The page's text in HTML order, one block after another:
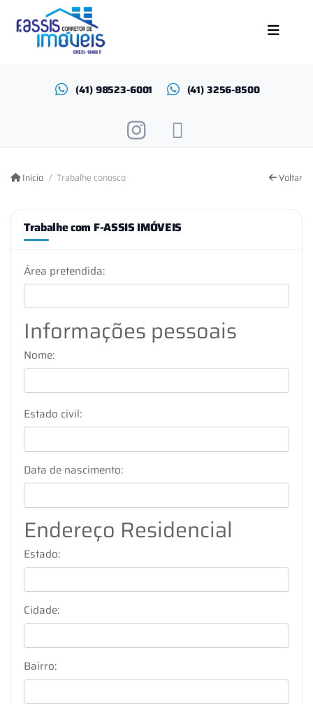
(41) 98523-6001 (41) 3256-8500
Início Trabalhe conosco Voltar
Trabalhe com F-ASSIS IMÓVEIS
Área pretendida:
Informações pessoais
Nome:
Estado civil:
Data de nascimento:
Endereço Residencial
Estado:
Cidade:
Bairro: